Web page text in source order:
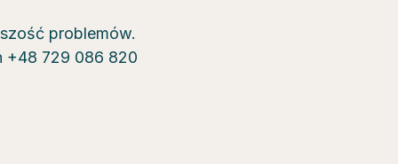
problemów.
+48 729 086 820